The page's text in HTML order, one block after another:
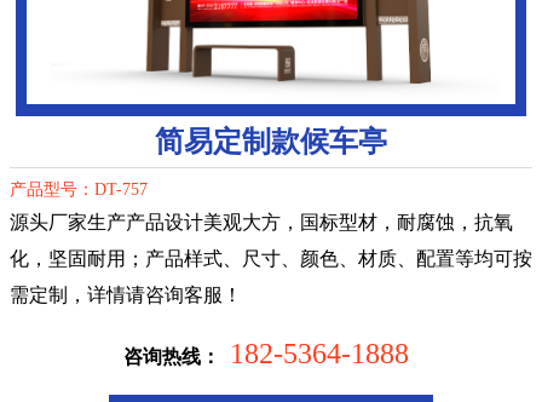
简易定制款候车亭
产品型号：DT-757
源头厂家生产产品设计美观大方，国标型材，耐腐蚀，抗氧
化，坚固耐用；产品样式、尺寸、颜色、材质、配置等均可按
需定制，详情请咨询客服！
咨询热线： 182-5364-1888